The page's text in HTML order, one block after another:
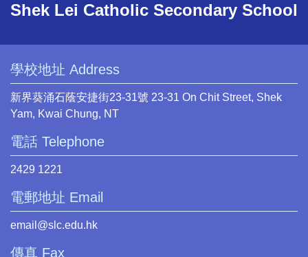
Shek Lei Catholic Secondary School
學校地址 Address
新界葵涌石蔭安捷街23-31號 23-31 On Chit Street, Shek
Yam, Kwai Chung, NT
電話 Telephone
2429 1221
電郵地址 Email
email@slc.edu.hk
傳真 Fax